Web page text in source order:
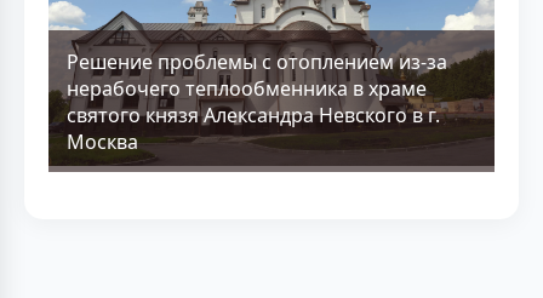
Решение проблемы с отоплением из-за
нерабочего теплообменника в храме
святого князя Александра Невского в г.
Москва